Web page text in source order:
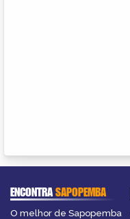
ENCONTRASAPOPEMBA
O melhor de Sapopemba